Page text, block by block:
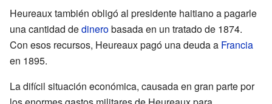
Heureaux también obligó al presidente haitiano a pagarle
una cantidad dedinerobasada en un tratado de 1874.
Con esos recursos, Heureaux pagó una deuda a Francia
en 1895.
La difícil situación económica, causada en gran parte por